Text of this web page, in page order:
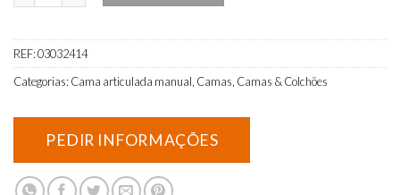
REF:03032414
Categorias: Cama articulada manual, Camas, Camas & Colchões